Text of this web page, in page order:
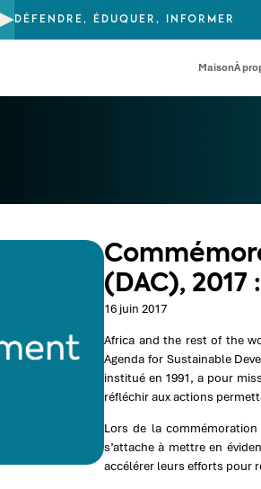
DÉFENDRE, ÉDUQUER, INFORMER
MaisonÀ
(DAC),
16 juin 2017
Africa and the rest of the
Agenda for Sustainable
institué en 1991, a pour
réfléchir aux actions
Lors de la
s’attache à mettre en
accélérer leurs efforts pour